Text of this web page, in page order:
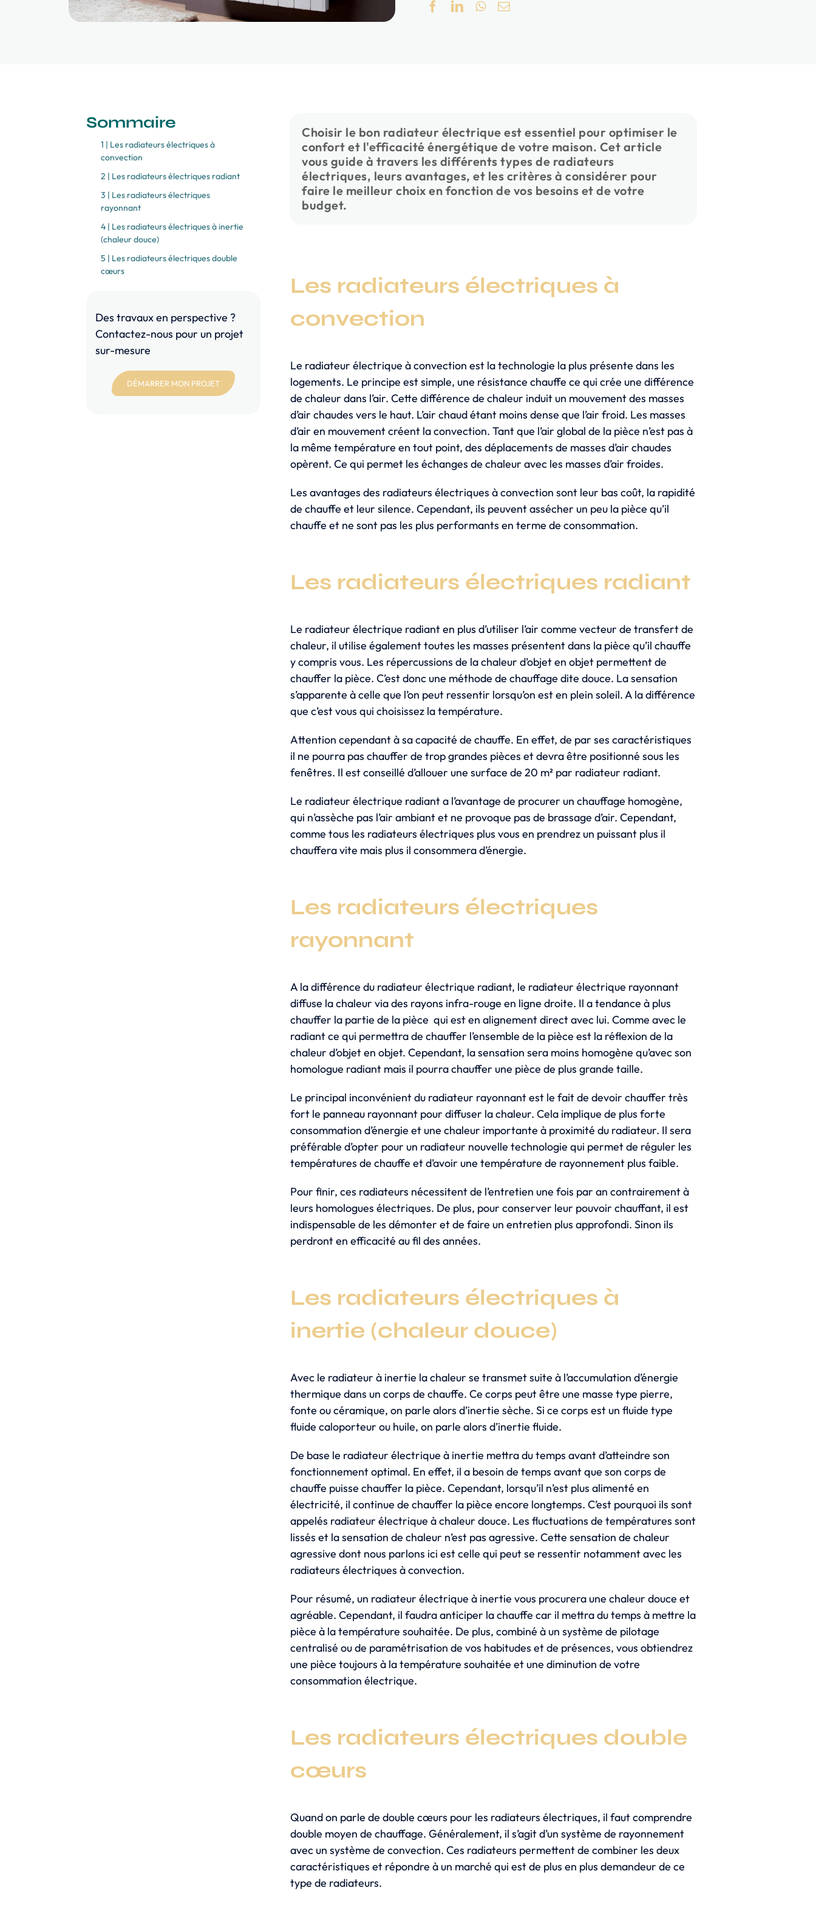
Sommaire
Les radiateurs électriques à
convection
Les radiateurs électriques radiant
Les radiateurs électriques
rayonnant
Les radiateurs électriques à inertie
(chaleur douce)
Les radiateurs électriques double
cœurs
Des travaux en perspective ?
Contactez-nous pour un projet
sur-mesure
DÉMARRER MON PROJET
Choisir le bon radiateur électrique est essentiel pour optimiser le
confort et l'efficacité énergétique de votre maison. Cet article
vous guide à travers les différents types de radiateurs
électriques, leurs avantages, et les critères à considérer pour
faire le meilleur choix en fonction de vos besoins et de votre
budget.
Les radiateurs électriques à
convection
Le radiateur électrique à convection est la technologie la plus présente dans les
logements. Le principe est simple, une résistance chauffe ce qui crée une différence
de chaleur dans l’air. Cette différence de chaleur induit un mouvement des masses
d’air chaudes vers le haut. L’air chaud étant moins dense que l’air froid. Les masses
d’air en mouvement créent la convection. Tant que l’air global de la pièce n’est pas à
la même température en tout point, des déplacements de masses d’air chaudes
opèrent. Ce qui permet les échanges de chaleur avec les masses d’air froides.
Les avantages des radiateurs électriques à convection sont leur bas coût, la rapidité
de chauffe et leur silence. Cependant, ils peuvent assécher un peu la pièce qu’il
chauffe et ne sont pas les plus performants en terme de consommation.
Les radiateurs électriques radiant
Le radiateur électrique radiant en plus d’utiliser l’air comme vecteur de transfert de
chaleur, il utilise également toutes les masses présentent dans la pièce qu’il chauffe
y compris vous. Les répercussions de la chaleur d’objet en objet permettent de
chauffer la pièce. C’est donc une méthode de chauffage dite douce. La sensation
s’apparente à celle que l’on peut ressentir lorsqu’on est en plein soleil. A la différence
que c’est vous qui choisissez la température.
Attention cependant à sa capacité de chauffe. En effet, de par ses caractéristiques
il ne pourra pas chauffer de trop grandes pièces et devra être positionné sous les
fenêtres. Il est conseillé d’allouer une surface de 20 m² par radiateur radiant.
Le radiateur électrique radiant a l’avantage de procurer un chauffage homogène,
qui n’assèche pas l’air ambiant et ne provoque pas de brassage d’air. Cependant,
comme tous les radiateurs électriques plus vous en prendrez un puissant plus il
chauffera vite mais plus il consommera d’énergie.
Les radiateurs électriques
rayonnant
A la différence du radiateur électrique radiant, le radiateur électrique rayonnant
diffuse la chaleur via des rayons infra-rouge en ligne droite. Il a tendance à plus
chauffer la partie de la pièce qui est en alignement direct avec lui. Comme avec le
radiant ce qui permettra de chauffer l’ensemble de la pièce est la réflexion de la
chaleur d’objet en objet. Cependant, la sensation sera moins homogène qu’avec son
homologue radiant mais il pourra chauffer une pièce de plus grande taille.
Le principal inconvénient du radiateur rayonnant est le fait de devoir chauffer très
fort le panneau rayonnant pour diffuser la chaleur. Cela implique de plus forte
consommation d’énergie et une chaleur importante à proximité du radiateur. Il sera
préférable d’opter pour un radiateur nouvelle technologie qui permet de réguler les
températures de chauffe et d’avoir une température de rayonnement plus faible.
Pour finir, ces radiateurs nécessitent de l’entretien une fois par an contrairement à
leurs homologues électriques. De plus, pour conserver leur pouvoir chauffant, il est
indispensable de les démonter et de faire un entretien plus approfondi. Sinon ils
perdront en efficacité au fil des années.
Les radiateurs électriques à
inertie (chaleur douce)
Avec le radiateur à inertie la chaleur se transmet suite à l’accumulation d’énergie
thermique dans un corps de chauffe. Ce corps peut être une masse type pierre,
fonte ou céramique, on parle alors d’inertie sèche. Si ce corps est un fluide type
fluide caloporteur ou huile, on parle alors d’inertie fluide.
De base le radiateur électrique à inertie mettra du temps avant d’atteindre son
fonctionnement optimal. En effet, il a besoin de temps avant que son corps de
chauffe puisse chauffer la pièce. Cependant, lorsqu’il n’est plus alimenté en
électricité, il continue de chauffer la pièce encore longtemps. C’est pourquoi ils sont
appelés radiateur électrique à chaleur douce. Les fluctuations de températures sont
lissés et la sensation de chaleur n’est pas agressive. Cette sensation de chaleur
agressive dont nous parlons ici est celle qui peut se ressentir notamment avec les
radiateurs électriques à convection.
Pour résumé, un radiateur électrique à inertie vous procurera une chaleur douce et
agréable. Cependant, il faudra anticiper la chauffe car il mettra du temps à mettre la
pièce à la température souhaitée. De plus, combiné à un système de pilotage
centralisé ou de paramétrisation de vos habitudes et de présences, vous obtiendrez
une pièce toujours à la température souhaitée et une diminution de votre
consommation électrique.
Les radiateurs électriques double
cœurs
Quand on parle de double cœurs pour les radiateurs électriques, il faut comprendre
double moyen de chauffage. Généralement, il s’agit d’un système de rayonnement
avec un système de convection. Ces radiateurs permettent de combiner les deux
caractéristiques et répondre à un marché qui est de plus en plus demandeur de ce
type de radiateurs.